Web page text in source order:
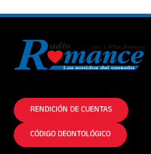
RENDICIÓN DE CUENTAS
CÓDIGO DEONTOLÓGICO